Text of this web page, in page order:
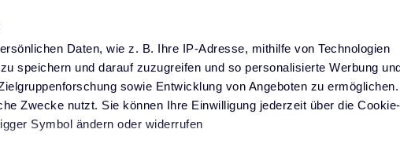
Daten, wie z. B. Ihre IP-Adresse, mithilfe von Technologien
speichern und darauf zuzugreifen und so personalisierte Werbung
sowie Entwicklung von Angeboten zu ermöglichen.
Zwecke nutzt. Sie können Ihre Einwilligung jederzeit über die Cookie-
Symbol ändern oder widerrufen
sorgt für Stabilität und eine besonders
Wind- und Schneelasten bieten die Module bis zu 30 Jahre
– für maximale Sicherheit und Wertbeständigkeit.
Mikrowechselrichter
von Dual-Mikrowechselrichtern und erreicht mit